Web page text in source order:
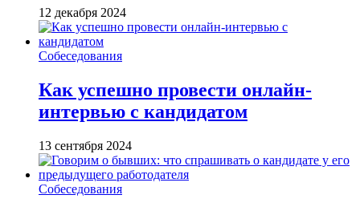
12 декабря 2024
Собеседования
Как успешно провести онлайн-
интервью с кандидатом
13 сентября 2024
Собеседования